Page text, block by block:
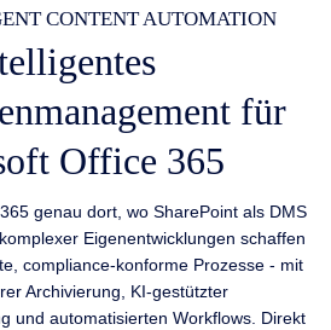
CONTENT AUTOMATION
für
Office 365
genau dort, wo SharePoint als DMS
Eigenentwicklungen schaffen
compliance-konforme Prozesse - mit
Archivierung, KI-gestützter
und automatisierten Workflows. Direkt